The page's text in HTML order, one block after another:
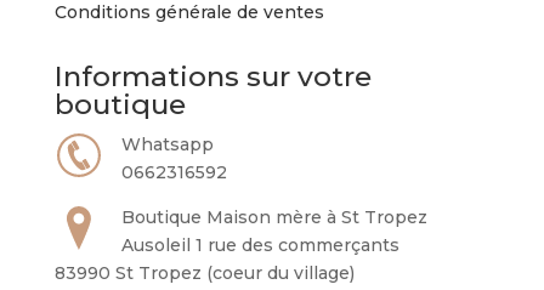
produit
Conditions générale de ventes
Informations sur votre
boutique
Whatsapp
0662316592
Boutique Maison mère à St Tropez
Ausoleil 1 rue des commerçants
83990 St Tropez (coeur du village)